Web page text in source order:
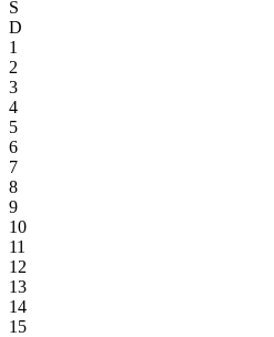
S
D
1
2
3
4
5
6
7
8
9
10
11
12
13
14
15